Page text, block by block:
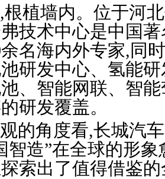
植墙内。位于河
技术中心是中国
名海内外专家,同
研发中心、氢能
、智能网联、智
研发覆盖。
的角度看,长城汽
智造”在全球的形
索出了值得借鉴